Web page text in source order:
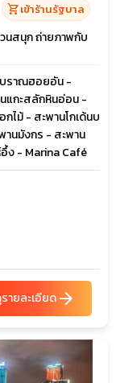
shopping_cartเข้าร้านรัฐบาล
นสนุก ถ่ายภาพกับ
บราณฮอยอัน -
แกะสลักหินอ่อน -
ไม้ - สะพานโกเด้นบ
นมังกร - สะพาน
ง - Marina Café
ายละเอียดarrow_forward